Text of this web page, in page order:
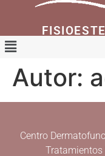
Autor:
Centro
Tratamientos